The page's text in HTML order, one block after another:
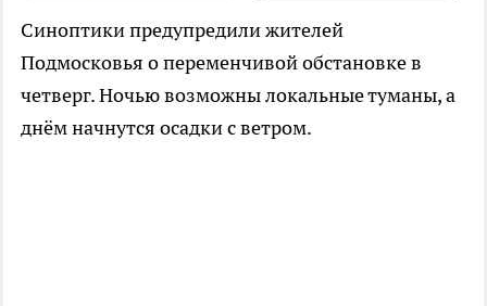
Синоптики предупредили жителей
Подмосковья о переменчивой обстановке в
четверг. Ночью возможны локальные туманы, а
днём начнутся осадки с ветром.